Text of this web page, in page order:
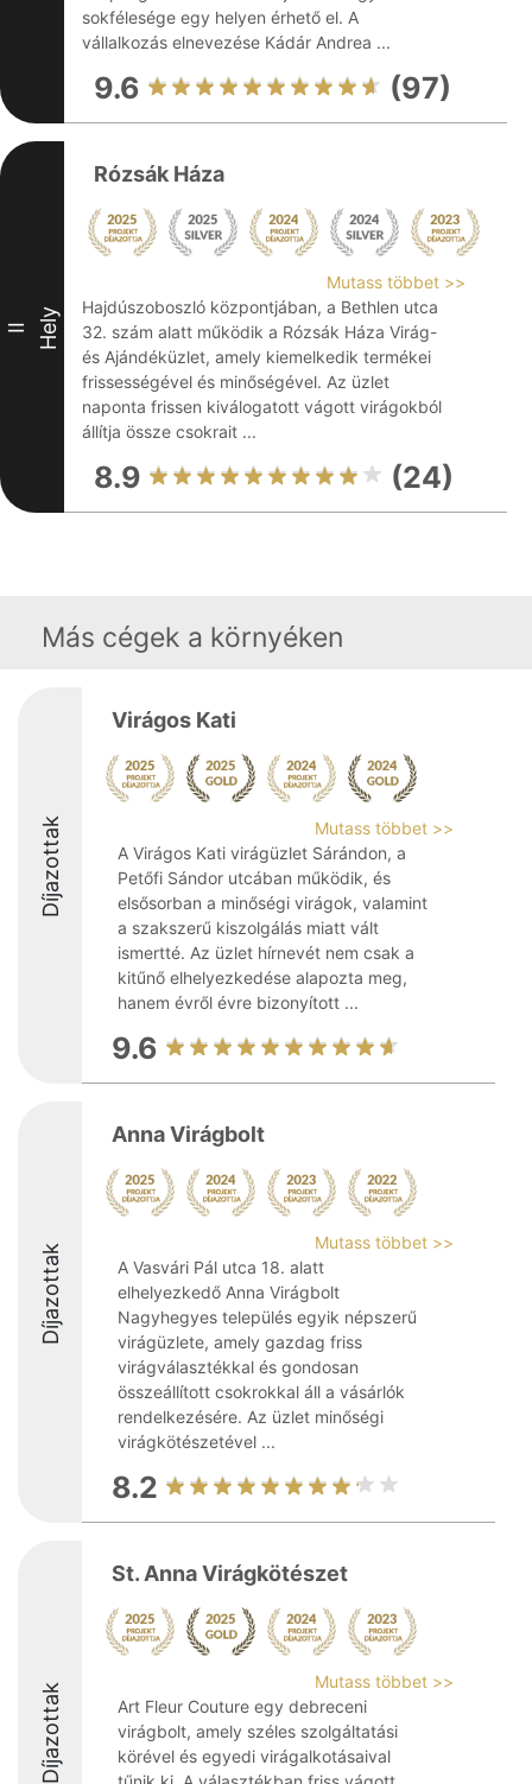
sokfélesége egy helyen érhető el. A
vállalkozás elnevezése Kádár Andrea ...
9.6 (97)
II Hely
Rózsák Háza
Mutass többet >>
Hajdúszoboszló központjában, a Bethlen utca
32. szám alatt működik a Rózsák Háza Virág-
és Ajándéküzlet, amely kiemelkedik termékei
frissességével és minőségével. Az üzlet
naponta frissen kiválogatott vágott virágokból
állítja össze csokrait ...
8.9 (24)
Más cégek a környéken
Díjazottak
Virágos Kati
Mutass többet >>
A Virágos Kati virágüzlet Sárándon, a
Petőfi Sándor utcában működik, és
elsősorban a minőségi virágok, valamint
a szakszerű kiszolgálás miatt vált
ismertté. Az üzlet hírnevét nem csak a
kitűnő elhelyezkedése alapozta meg,
hanem évről évre bizonyított ...
9.6
Díjazottak
Anna Virágbolt
Mutass többet >>
A Vasvári Pál utca 18. alatt
elhelyezkedő Anna Virágbolt
Nagyhegyes település egyik népszerű
virágüzlete, amely gazdag friss
virágválasztékkal és gondosan
összeállított csokrokkal áll a vásárlók
rendelkezésére. Az üzlet minőségi
virágkötészetével ...
8.2
Díjazottak
St. Anna Virágkötészet
Mutass többet >>
Art Fleur Couture egy debreceni
virágbolt, amely széles szolgáltatási
körével és egyedi virágalkotásaival